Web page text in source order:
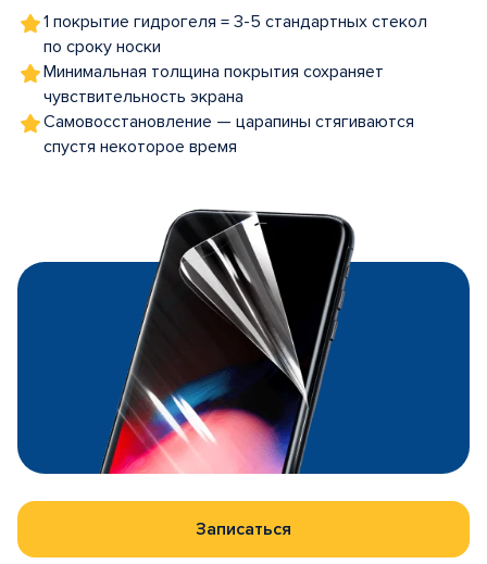
1 покрытие гидрогеля = 3-5 стандартных стекол
по сроку носки
Минимальная толщина покрытия сохраняет
чувствительность экрана
Самовосстановление — царапины стягиваются
спустя некоторое время
Записаться